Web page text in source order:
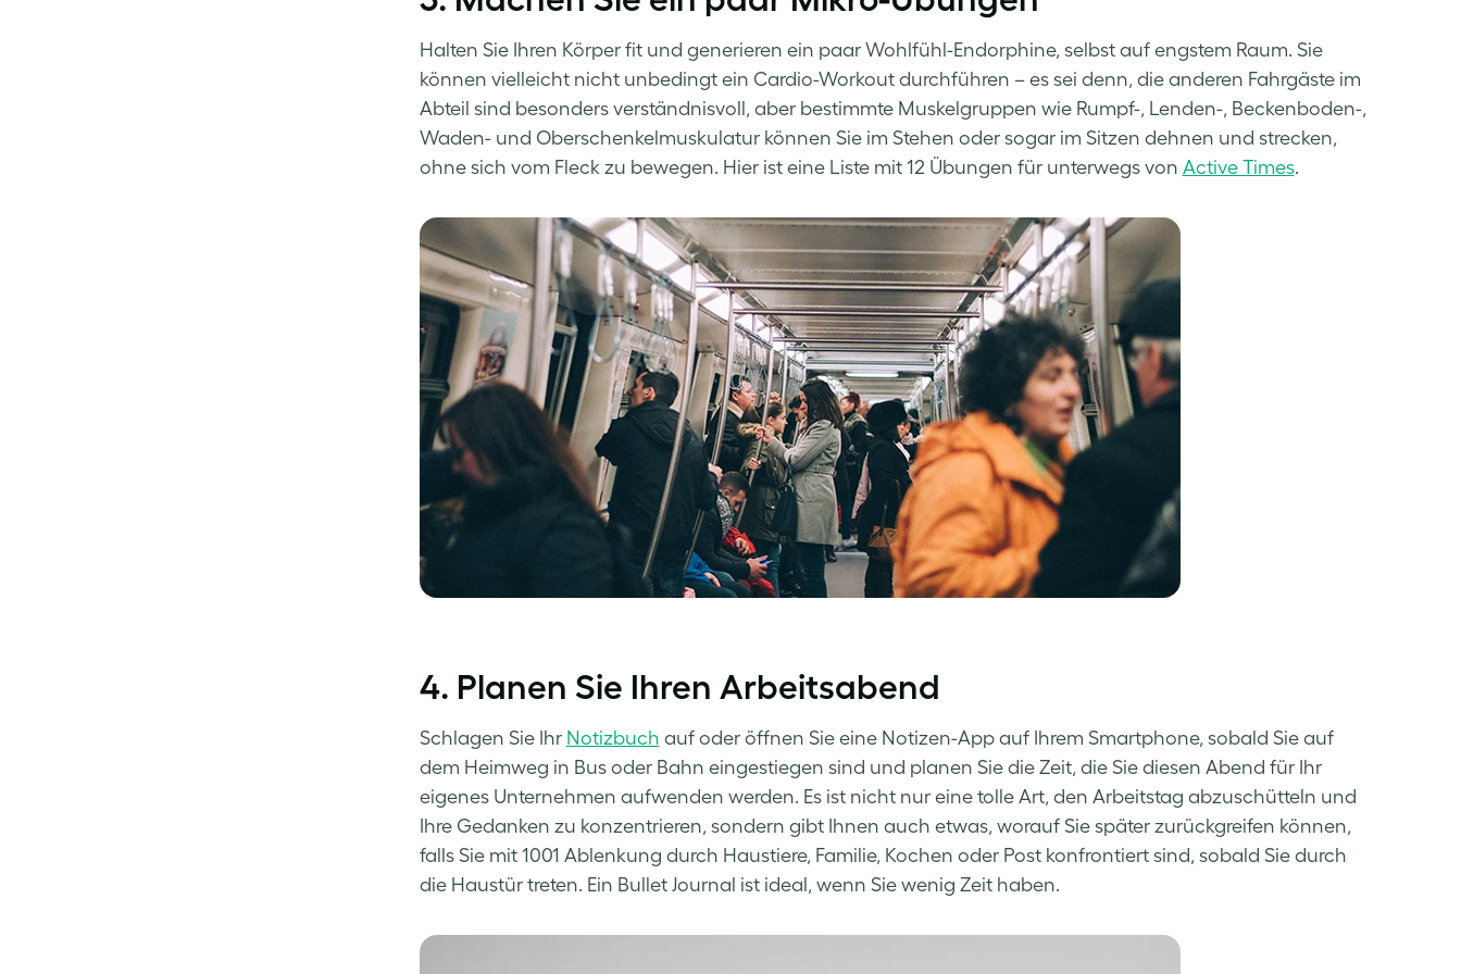
Halten Sie Ihren Körper fit und generieren ein paar Wohlfühl-Endorphine, selbst auf engstem Raum. Sie
können vielleicht nicht unbedingt ein Cardio-Workout durchführen – es sei denn, die anderen Fahrgäste im
Abteil sind besonders verständnisvoll, aber bestimmte Muskelgruppen wie Rumpf-, Lenden-, Beckenboden-,
Waden- und Oberschenkelmuskulatur können Sie im Stehen oder sogar im Sitzen dehnen und strecken,
ohne sich vom Fleck zu bewegen. Hier ist eine Liste mit 12 Übungen für unterwegs von Active Times.
4. Planen Sie Ihren Arbeitsabend
Schlagen Sie Ihr Notizbuch auf oder öffnen Sie eine Notizen-App auf Ihrem Smartphone, sobald Sie auf
dem Heimweg in Bus oder Bahn eingestiegen sind und planen Sie die Zeit, die Sie diesen Abend für Ihr
eigenes Unternehmen aufwenden werden. Es ist nicht nur eine tolle Art, den Arbeitstag abzuschütteln und
Ihre Gedanken zu konzentrieren, sondern gibt Ihnen auch etwas, worauf Sie später zurückgreifen können,
falls Sie mit 1001 Ablenkung durch Haustiere, Familie, Kochen oder Post konfrontiert sind, sobald Sie durch
die Haustür treten. Ein Bullet Journal ist ideal, wenn Sie wenig Zeit haben.